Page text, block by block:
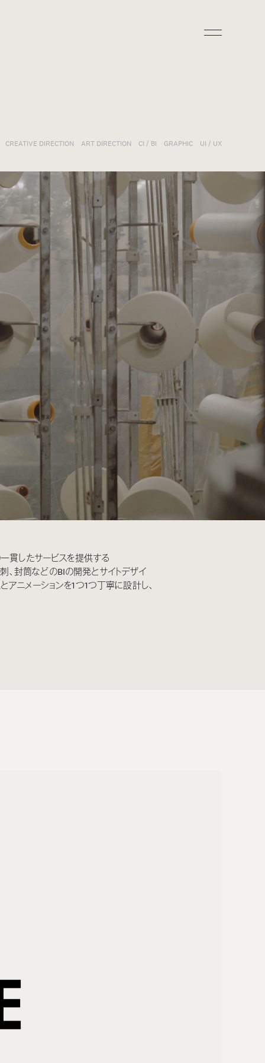
CREATIVE DIRECTION ART DIRECTION CI / BI GRAPHIC UI / UX
貫したサービスを提供する
刺、封筒などのBIの開発とサイトデザイ
ニメーションを1つ1つ丁寧に設計し、